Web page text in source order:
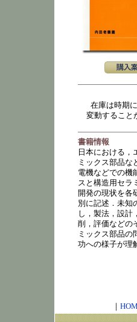
在庫は時期
変動すること
書籍情報
日本における，
ミックス部品な
電機などでの機
スと構造用セラ
開発の現状を各
別に記述．未知
し，製法，設計
削，評価などの
ミックス部品の
功への様子が理